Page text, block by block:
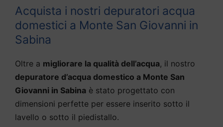
Acquista i nostri depuratori acqua
domestici a Monte San Giovanni in
Sabina
Oltre a migliorare la qualità dell’acqua, il nostro
depuratore d’acqua domestico a Monte San
Giovanni in Sabina è stato progettato con
dimensioni perfette per essere inserito sotto il
lavello o sotto il piedistallo.